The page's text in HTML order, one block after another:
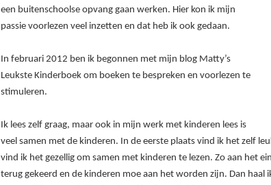
een buitenschoolse opvang gaan werken. Hier kon ik mijn
passie voorlezen veel inzetten en dat heb ik ook gedaan.
In februari 2012 ben ik begonnen met mijn blog Matty’s
Leukste Kinderboek om boeken te bespreken en voorlezen te
stimuleren.
Ik lees zelf graag, maar ook in mijn werk met kinderen lees is
veel samen met de kinderen. In de eerste plaats vind ik het zelf
vind ik het gezellig om samen met kinderen te lezen. Zo aan het
terug gekeerd en de kinderen moe aan het worden zijn. Dan